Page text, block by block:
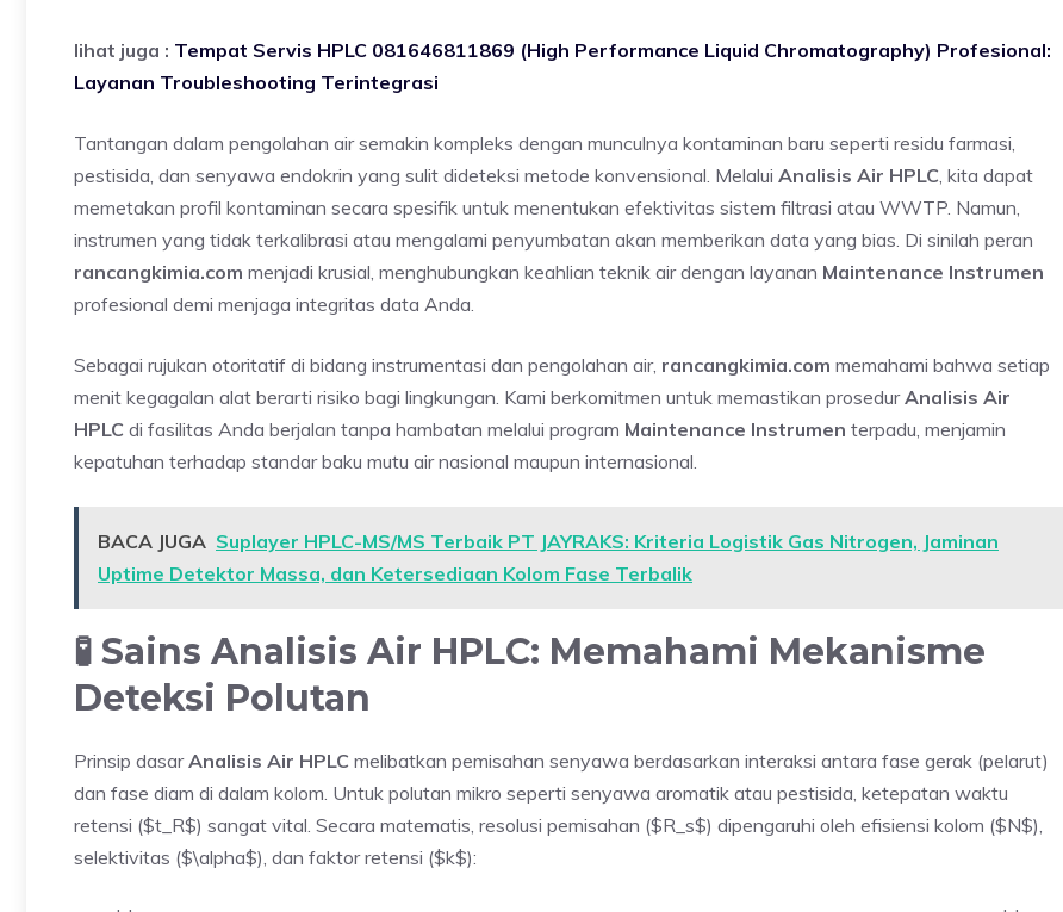
lihat juga : Tempat Servis HPLC 081646811869 (High Performance Liquid Chromatography) Profesional:
Layanan Troubleshooting Terintegrasi
Tantangan dalam pengolahan air semakin kompleks dengan munculnya kontaminan baru seperti residu farmasi,
pestisida, dan senyawa endokrin yang sulit dideteksi metode konvensional. Melalui Analisis Air HPLC, kita dapat
memetakan profil kontaminan secara spesifik untuk menentukan efektivitas sistem filtrasi atau WWTP. Namun,
instrumen yang tidak terkalibrasi atau mengalami penyumbatan akan memberikan data yang bias. Di sinilah peran
rancangkimia.com menjadi krusial, menghubungkan keahlian teknik air dengan layanan Maintenance Instrumen
profesional demi menjaga integritas data Anda.
Sebagai rujukan otoritatif di bidang instrumentasi dan pengolahan air, rancangkimia.com memahami bahwa setiap
menit kegagalan alat berarti risiko bagi lingkungan. Kami berkomitmen untuk memastikan prosedurAnalisis Air
HPLC di fasilitas Anda berjalan tanpa hambatan melalui program Maintenance Instrumen terpadu, menjamin
kepatuhan terhadap standar baku mutu air nasional maupun internasional.
BACA JUGA Suplayer HPLC-MS/MS Terbaik PT JAYRAKS: Kriteria Logistik Gas Nitrogen, Jaminan
Uptime Detektor Massa, dan Ketersediaan Kolom Fase Terbalik
🧪 Sains Analisis Air HPLC: Memahami Mekanisme
Deteksi Polutan
Prinsip dasarAnalisis Air HPLC melibatkan pemisahan senyawa berdasarkan interaksi antara fase gerak (pelarut)
dan fase diam di dalam kolom. Untuk polutan mikro seperti senyawa aromatik atau pestisida, ketepatan waktu
retensi ($t_R$) sangat vital. Secara matematis, resolusi pemisahan ($R_s$) dipengaruhi oleh efisiensi kolom ($N$),
selektivitas ($\alpha$), dan faktor retensi ($k$):